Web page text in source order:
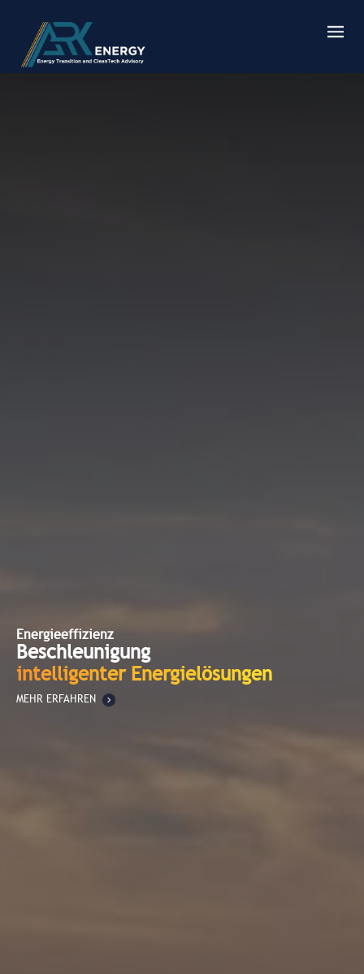
Energieeffizienz
Beschleunigung
intelligenter Energielösungen
MEHR ERFAHREN